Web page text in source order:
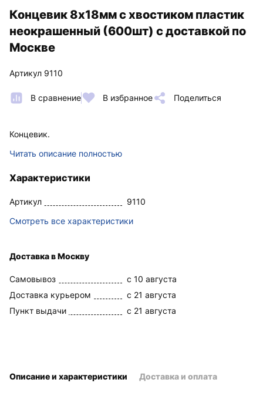
Концевик 8х18мм с хвостиком пластик
неокрашенный (600шт) с доставкой по
Москве
Артикул 9110
В сравнение В избранное Поделиться
Концевик.
Читать описание полностью
Характеристики
Артикул
9110
Смотреть все характеристики
Доставка в Москву
Самовывоз
c 10 августа
Доставка курьером
c 21 августа
Пункт выдачи
c 21 августа
Описание и характеристики Доставка и оплата